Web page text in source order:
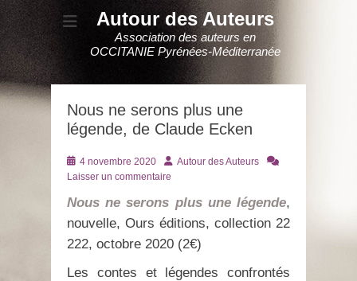
Autour des Auteurs
Association des auteurs en
OCCITANIE Pyrénées-Méditerranée
Nous ne serons plus une
légende, de Claude Ecken
Posté
le
4 novembre 2020 AuteurAutour des Auteurs
Laisser un commentaire
Nous ne serons plus une légende,
nouvelle, Ours éditions, collection 22
222, octobre 2020 (2€)
Les contes et légendes confrontés